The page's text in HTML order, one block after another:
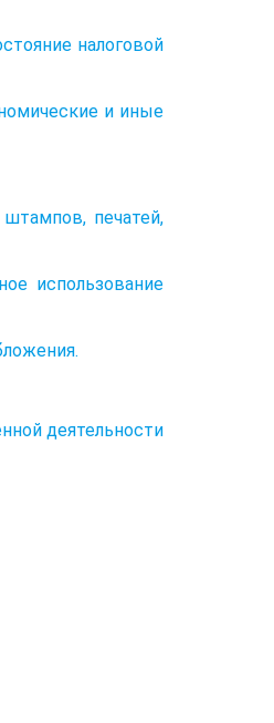
налоговой
и иные
печатей,
использование
деятельности